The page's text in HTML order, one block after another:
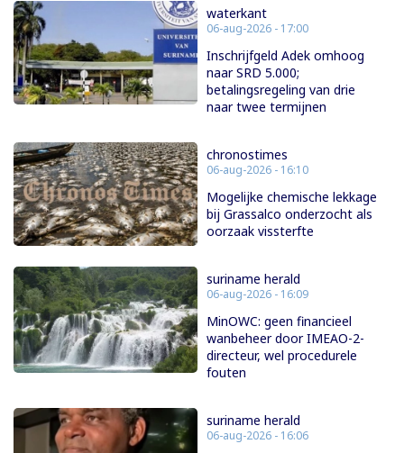
waterkant
06-aug-2026 - 17:00
Inschrijfgeld Adek omhoog
naar SRD 5.000;
betalingsregeling van drie
naar twee termijnen
chronostimes
06-aug-2026 - 16:10
Mogelijke chemische lekkage
bij Grassalco onderzocht als
oorzaak vissterfte
suriname herald
06-aug-2026 - 16:09
MinOWC: geen financieel
wanbeheer door IMEAO-2-
directeur, wel procedurele
fouten
suriname herald
06-aug-2026 - 16:06